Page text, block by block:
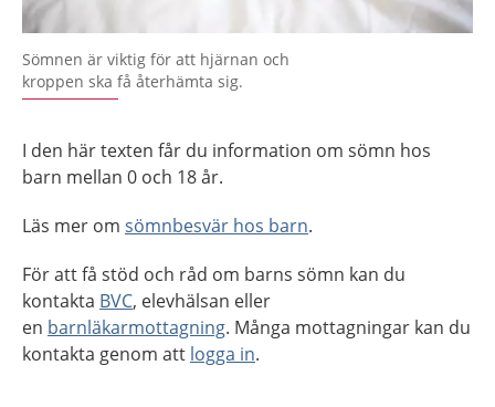
Sömnen är viktig för att hjärnan och
kroppen ska få återhämta sig.
I den här texten får du information om sömn hos
barn mellan 0 och 18 år.
Läs mer om sömnbesvär hos barn.
För att få stöd och råd om barns sömn kan du
kontakta BVC, elevhälsan eller
en barnläkarmottagning. Många mottagningar kan du
kontakta genom att logga in.